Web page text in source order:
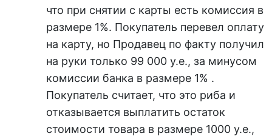
что при снятии с карты есть комиссия в
размере 1%. Покупатель перевел оплату
на карту, но Продавец по факту получил
на руки только 99 000 у.е., за минусом
комиссии банка в размере 1% .
Покупатель считает, что это риба и
отказывается выплатить остаток
стоимости товара в размере 1000 у.е.,